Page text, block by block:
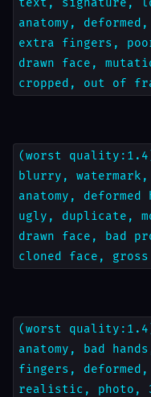
anatomy,
extra fingers,
drawn face,
cropped, out of
(worst
blurry,
anatomy,
ugly, duplicate,
drawn face, bad
cloned face,
(worst
anatomy, bad
fingers,
realistic, photo,